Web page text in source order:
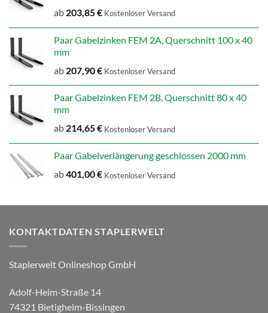
ab 203,85€ Kostenloser Versand
Paar Gabelzinken FEM 2A, Querschnitt 100 x 40
mm
ab 207,90€ Kostenloser Versand
Paar Gabelzinken FEM 2B, Querschnitt 80 x 40
mm
ab214,65€ Kostenloser Versand
Paar Gabelverlängerung geschlossen 2000 mm
ab401,00€ Kostenloser Versand
KONTAKTDATEN STAPLERWELT
Staplerwelt Onlineshop GmbH
Adolf-Heim-Straße 14
74321 Bietigheim-Bissingen